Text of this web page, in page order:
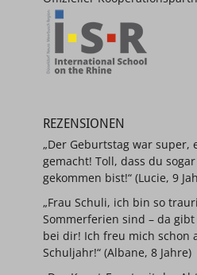
REZENSIONEN
„Der Geburtstag war super,
gemacht! Toll, dass du
gekommen bist!“ (Lucie, 9
„Frau Schuli, ich bin so
Sommerferien sind – da
bei dir! Ich freu mich schon
Schuljahr!“ (Albane, 8 Jahre)